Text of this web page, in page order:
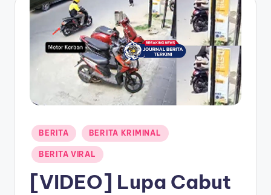
Posted
in
BERITA BERITA KRIMINAL
BERITA VIRAL
[VIDEO] Lupa Cabut